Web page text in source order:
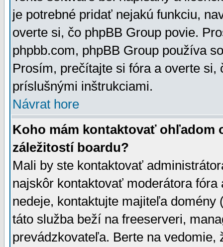
je potrebné pridať nejakú funkciu,
overte si, čo phpBB Group povie.
phpbb.com, phpBB Group používa
Prosím, prečítajte si fóra a overte
príslušnými inštrukciami.
Návrat hore
Koho mám kontaktovať ohľadom
záležitostí boardu?
Mali by ste kontaktovať
najskôr kontaktovať moderátora
nedeje, kontaktujte majiteľa
táto služba beží na freeserveri,
prevádzkovateľa. Berte na